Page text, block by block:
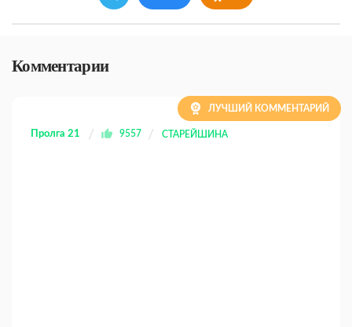
Комментарии
Пролга 21 9557 СТАРЕЙШИНА
ЛУЧШИЙ КОММЕНТАРИЙ